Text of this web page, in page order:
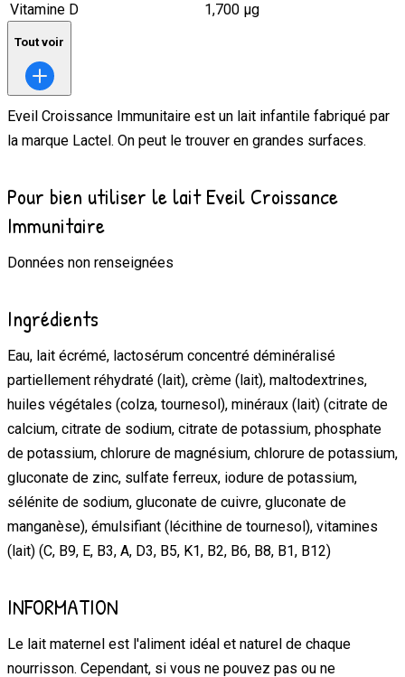
Vitamine D
1,700 μg
Tout voir
Eveil Croissance Immunitaire est un lait infantile fabriqué par
la marque Lactel . On peut le trouver en grandes surfaces.
Pour bien utiliser le lait Eveil Croissance
Immunitaire
Données non renseignées
Ingrédients
Eau, lait écrémé, lactosérum concentré déminéralisé
partiellement réhydraté (lait), crème (lait), maltodextrines,
huiles végétales (colza, tournesol), minéraux (lait) (citrate de
calcium, citrate de sodium, citrate de potassium, phosphate
de potassium, chlorure de magnésium, chlorure de potassium,
gluconate de zinc, sulfate ferreux, iodure de potassium,
sélénite de sodium, gluconate de cuivre, gluconate de
manganèse), émulsifiant (lécithine de tournesol), vitamines
(lait) (C, B9, E, B3, A, D3, B5, K1, B2, B6, B8, B1, B12)
INFORMATION
Le lait maternel est l'aliment idéal et naturel de chaque
nourrisson. Cependant, si vous ne pouvez pas ou ne